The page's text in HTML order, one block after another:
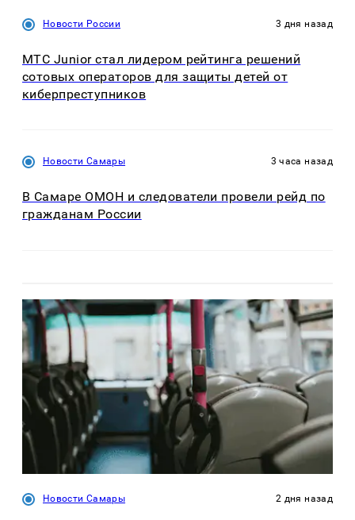
Новости России 3 дня назад
МТС Junior стал лидером рейтинга решений
сотовых операторов для защиты детей от
киберпреступников
Новости Самары 3 часа назад
В Самаре ОМОН и следователи провели рейд по
гражданам России
Новости Самары 2 дня назад